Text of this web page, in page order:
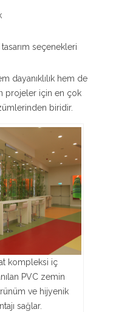
seçenekleri
dayanıklılık hem de
projeler için en çok
biridir.
kompleksi iç
PVC zemin
ve hijyenik
sağlar.